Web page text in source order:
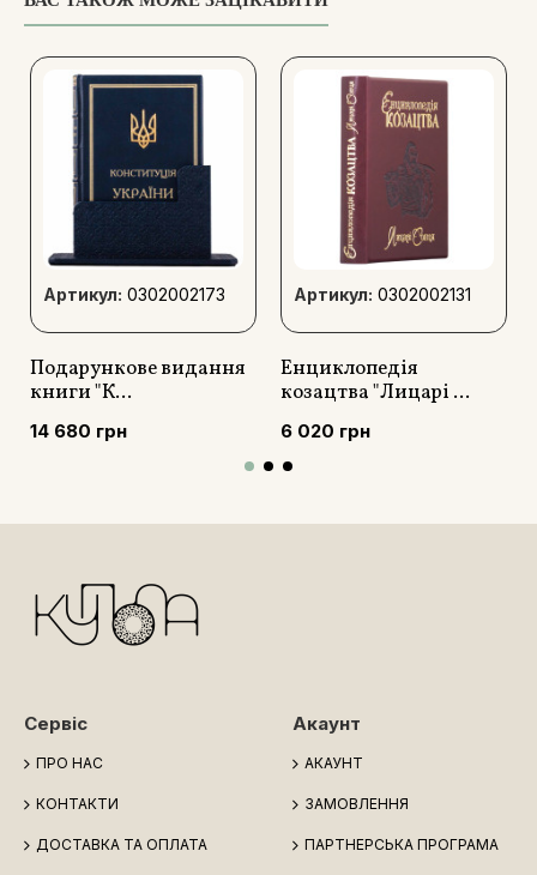
Артикул: 0302002173
Подарункове видання
книги "К...
14 680 грн
Артикул: 0302002131
Енциклопедія
козацтва "Лицарі ...
6 020 грн
Сервіс
ПРО НАС
КОНТАКТИ
ДОСТАВКА ТА ОПЛАТА
Акаунт
АКАУНТ
ЗАМОВЛЕННЯ
ПАРТНЕРСЬКА ПРОГРАМА